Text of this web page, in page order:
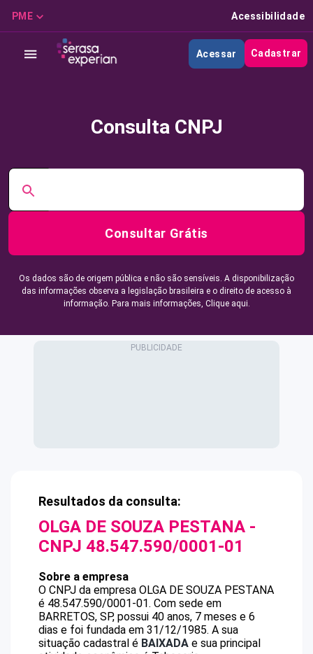
PME Acessibilidade
Acessar Cadastrar
Consulta CNPJ
Consultar Grátis
Os dados são de origem pública e não são sensíveis. A disponibilização
das informações observa a legislação brasileira e o direito de acesso à
informação. Para mais informações, Clique aqui.
Resultados da consulta:
OLGA DE SOUZA PESTANA -
CNPJ 48.547.590/0001-01
Sobre a empresa
O CNPJ da empresa OLGA DE SOUZA PESTANA
é 48.547.590/0001-01. Com sede em
BARRETOS, SP, possui 40 anos, 7 meses e 6
dias e foi fundada em 31/12/1985. A sua
situação cadastral é BAIXADA e sua principal